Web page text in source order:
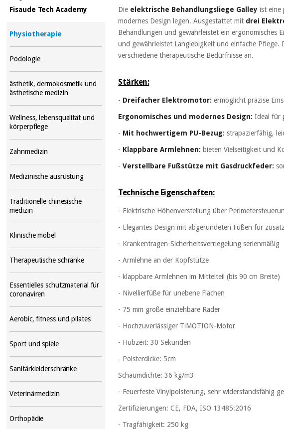
Fisaude Tech Academy
Physiotherapie
Podologie
ästhetik, dermokosmetik und
ästhetische medizin
Wellness, lebensqualität und
körperpflege
Zahnmedizin
Medizinische ausrüstung
Traditionelle chinesische
medizin
Klinische möbel
Therapeutische schränke
Essentielles schutzmaterial für
coronaviren
Aerobic, fitness und pilates
Sport und spiele
Sanitärkleiderschränke
Veterinärmedizin
Orthopädie
Die elektrische Behandlungsliege Galley ist eine
modernes Design legen. Ausgestattet mit drei
Behandlungen und gewährleistet ein ergonomisches
und gewährleistet Langlebigkeit und einfache Pflege.
verschiedene therapeutische Bedürfnisse an.
Stärken:
- Dreifacher Elektromotor: ermöglicht präzise
Ergonomisches und modernes Design: Ideal für
- Mit hochwertigem PU-Bezug: strapazierfähig,
- Klappbare Armlehnen: bieten Vielseitigkeit und
-Verstellbare Fußstütze mit Gasdruckfeder:
Technische Eigenschaften:
- Elektrische Höhenverstellung über
- Elegantes Design mit abgerundeten Füßen für
- Krankentragen-Sicherheitsverriegelung serienmäßig
- Armlehne an der Kopfstütze
- klappbare Armlehnen im Mittelteil (bis 90 cm Breite)
- Nivellierfüße für unebene Flächen
- 75 mm große einziehbare Räder
- Hochzuverlässiger TiMOTION-Motor
- Hubzeit: 30 Sekunden
- Polsterdicke: 5cm
Schaumdichte: 36 kg/m3
- Feuerfeste Vinylpolsterung, sehr widerstandsfähig
Zertifizierungen: CE, FDA, ISO 13485:2016
- Tragfähigkeit: 250 kg